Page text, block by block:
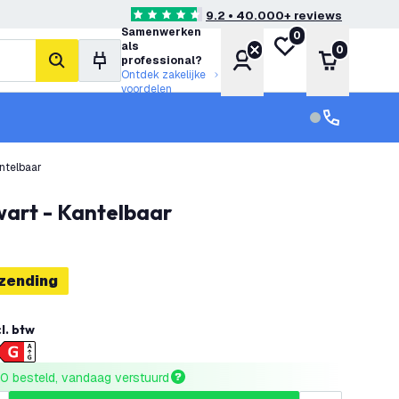
4.6 score sterren9.2 • 40.000+ reviews
zoeken
Samenwerken
als
professional?
Ontdek zakelijke
voordelen
Account
Mijn verlanglijst
0
0
- Kantelbaar
btw
besteld, vandaag verstuurd